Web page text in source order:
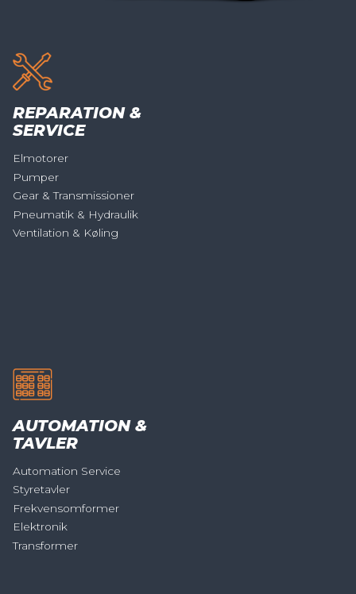
REPARATION &
SERVICE
Elmotorer
Pumper
Gear & Transmissioner
Pneumatik & Hydraulik
Ventilation & Køling
AUTOMATION &
TAVLER
Automation Service
Styretavler
Frekvensomformer
Elektronik
Transformer